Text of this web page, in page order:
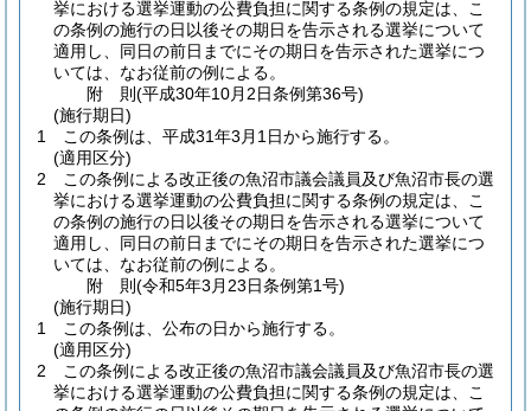
挙における選挙運動の公費負担に関する条例の規定は、こ
の条例の施行の日以後その期日を告示される選挙について
適用し、同日の前日までにその期日を告示された選挙につ
いては、なお従前の例による。
附 則(平成30年10月2日条例第36号)
(施行期日)
1
この条例は、平成31年3月1日から施行する。
(適用区分)
2
この条例による改正後の魚沼市議会議員及び魚沼市長の選
挙における選挙運動の公費負担に関する条例の規定は、こ
の条例の施行の日以後その期日を告示される選挙について
適用し、同日の前日までにその期日を告示された選挙につ
いては、なお従前の例による。
附 則(令和5年3月23日条例第1号)
(施行期日)
1
この条例は、公布の日から施行する。
(適用区分)
2
この条例による改正後の魚沼市議会議員及び魚沼市長の選
挙における選挙運動の公費負担に関する条例の規定は、こ